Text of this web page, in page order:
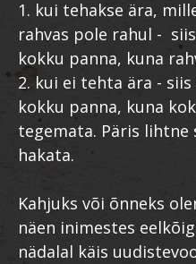
1. kui tehakse ära,
rahvas pole rahul -
kokku panna, kuna
2. kui ei tehta ära -
kokku panna, kuna
tegemata. Päris lihtne
hakata.
Kahjuks või õnneks
näen inimestes
nädalal käis